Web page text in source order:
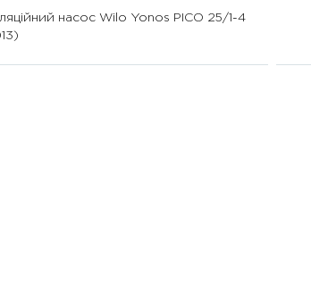
насос Wilo Yonos PICO 25/1-4